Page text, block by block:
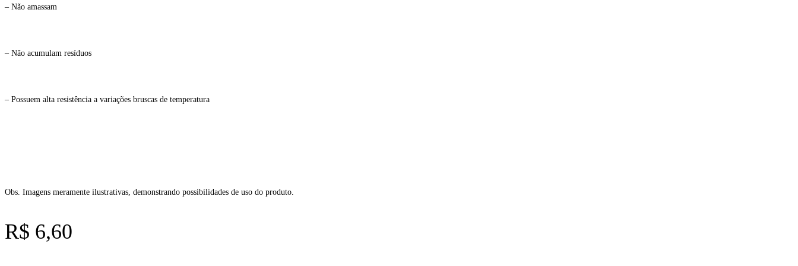
– Não amassam
– Não acumulam resíduos
– Possuem alta resistência a variações bruscas de temperatura
Obs. Imagens meramente ilustrativas, demonstrando possibilidades de uso do produto.
R$ 6,60